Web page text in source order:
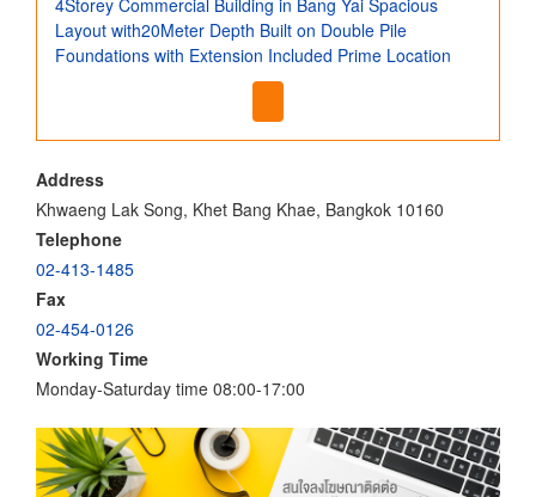
4Storey Commercial Building in Bang Yai Spacious
Layout with20Meter Depth Built on Double Pile
Foundations with Extension Included Prime Location
Address
Khwaeng Lak Song, Khet Bang Khae, Bangkok 10160
Telephone
02-413-1485
Fax
02-454-0126
Working Time
Monday-Saturday time 08:00-17:00